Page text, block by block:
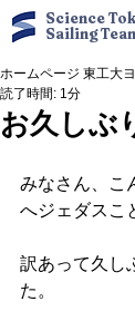
Science
Sailing
お久しぶ
ホームページ 東工大
読了時間: 1分
みなさん、こ
へジェダスこ
訳あって久し
た。